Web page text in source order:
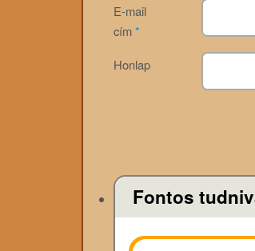
E-mail
cím*
Honlap
Fontos